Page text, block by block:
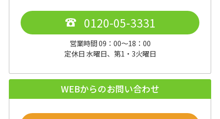
0120-05-3331
営業時間 09：00～18：00
定休日 水曜日、第1・3火曜日
WEBからのお問い合わせ